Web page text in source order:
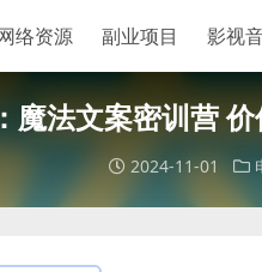
络资源 副业项目 影视
魔法文案密训营
2024-11-01